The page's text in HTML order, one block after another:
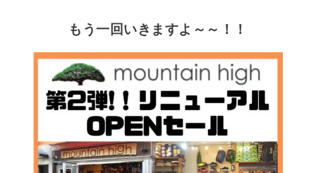
もう一回いきますよ～～！！